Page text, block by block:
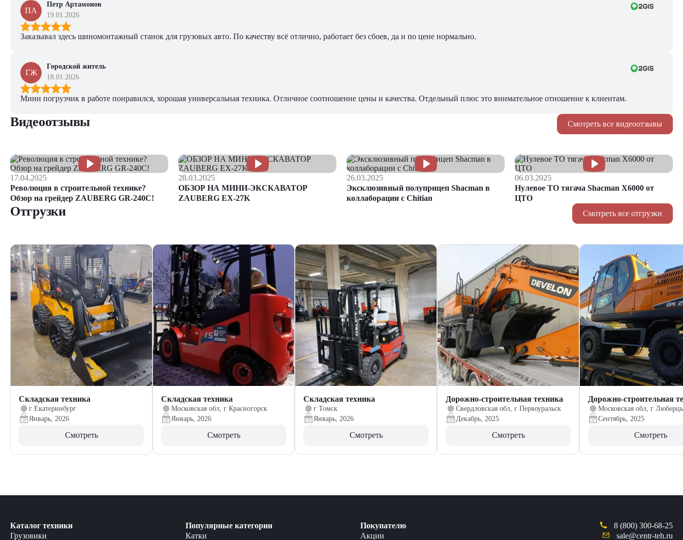
ПА
Петр Артамонов
19.01.2026
Заказывал здесь шиномонтажный станок для грузовых авто. По качеству всё отлично, работает без сбоев, да и по цене нормально.
ГЖ
Городской житель
18.01.2026
Мини погрузчик в работе понравился, хорошая универсальная техника. Отличное соотношение цены и качества. Отдельный плюс это внимательное отношение к клиентам.
Смотреть все видеоотзывы
Видеоотзывы
17.04.2025
Революция в строительной технике?
Обзор на грейдер ZAUBERG GR-240C!
28.03.2025
ОБЗОР НА МИНИ-ЭКСКАВАТОР
ZAUBERG EX-27K
26.03.2025
Эксклюзивный полуприцеп Shacman в
коллаборации с Chitian
06.03.2025
Нулевое ТО тягача Shacman Х6000 от
ЦТО
Смотреть все отгрузки
Отгрузки
Складская техника
г Екатеринбург
Январь, 2026
Смотреть
Складская техника
Московская обл, г Красногорск
Январь, 2026
Смотреть
Складская техника
г Томск
Январь, 2026
Смотреть
Дорожно-строительная техника
Свердловская обл, г Первоуральск
Декабрь, 2025
Смотреть
Дорожно-строительная
Московская обл, г
Сентябрь, 2025
Смотреть
Каталог техники
Грузовики
Популярные категории
Катки
Покупателю
Акции
8 (800) 300-68-25
sale@centr-teh.ru